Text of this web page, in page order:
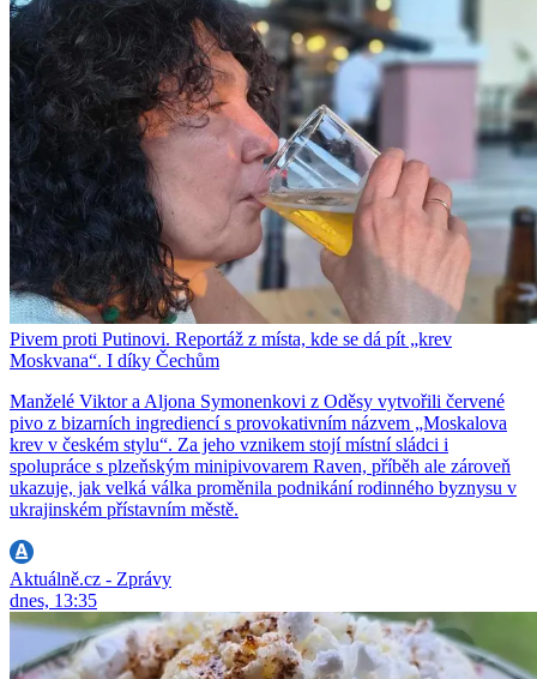
Pivem proti Putinovi. Reportáž z místa, kde se dá pít „krev
Moskvana“. I díky Čechům
Manželé Viktor a Aljona Symonenkovi z Oděsy vytvořili červené
pivo z bizarních ingrediencí s provokativním názvem „Moskalova
krev v českém stylu“. Za jeho vznikem stojí místní sládci i
spolupráce s plzeňským minipivovarem Raven, příběh ale zároveň
ukazuje, jak velká válka proměnila podnikání rodinného byznysu v
ukrajinském přístavním městě.
Aktuálně.cz - Zprávy
dnes, 13:35